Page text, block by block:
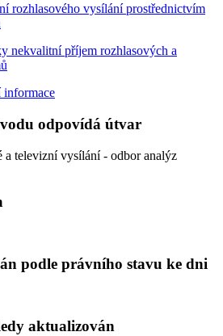
rozhlasového vysílání prostřednictvím
nekvalitní příjem rozhlasových a
informace
odpovídá útvar
a televizní vysílání - odbor analýz
podle právního stavu ke dni
aktualizován